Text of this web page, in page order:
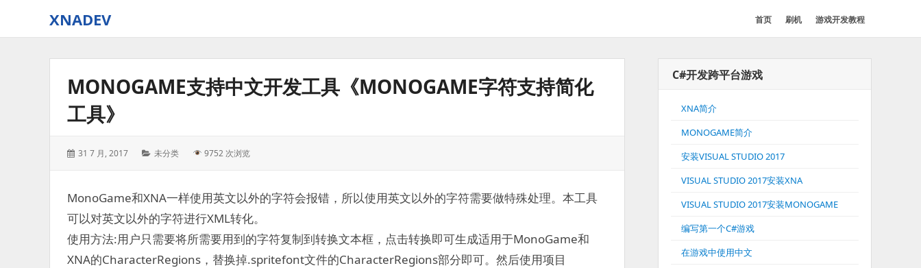
XNADEV 首页 刷机 游戏开发教程
MONOGAME支持中文开发工具《MONOGAME字符支持简化
工具》
Posted
31 7 月, 2017 Categories:
未分类 9752 次浏览
MonoGame和XNA一样使用英文以外的字符会报错，所以使用英文以外的字符需要做特殊处理。本工具
可以对英文以外的字符进行XML转化。
使用方法:用户只需要将所需要用到的字符复制到转换文本框，点击转换即可生成适用于MonoGame和
XNA的CharacterRegions，替换掉.spritefont文件的CharacterRegions部分即可。然后使用项目
C#开发跨平台游戏
XNA简介
MONOGAME简介
安装VISUAL STUDIO 2017
VISUAL STUDIO 2017安装XNA
VISUAL STUDIO 2017安装MONOGAME
编写第一个C#游戏
在游戏中使用中文